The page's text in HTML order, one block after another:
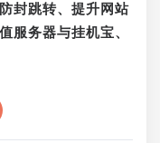
封跳转、提升网站
服务器与挂机宝、